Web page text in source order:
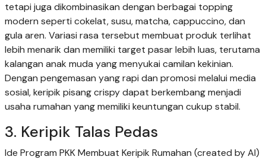
tetapi juga dikombinasikan dengan berbagai topping
modern seperti cokelat, susu, matcha, cappuccino, dan
gula aren. Variasi rasa tersebut membuat produk terlihat
lebih menarik dan memiliki target pasar lebih luas, terutama
kalangan anak muda yang menyukai camilan kekinian.
Dengan pengemasan yang rapi dan promosi melalui media
sosial, keripik pisang crispy dapat berkembang menjadi
usaha rumahan yang memiliki keuntungan cukup stabil.
3. Keripik Talas Pedas
Ide Program PKK Membuat Keripik Rumahan (created by AI)